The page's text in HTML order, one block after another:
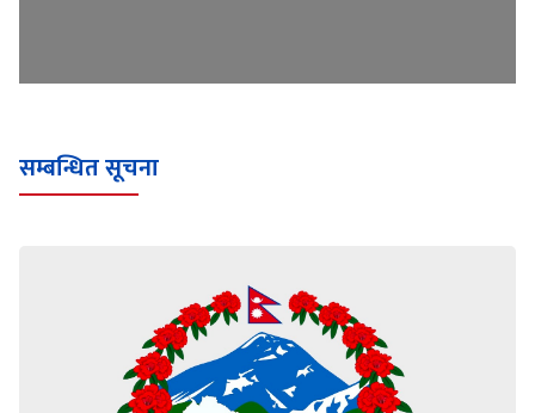
सम्बन्धित सूचना